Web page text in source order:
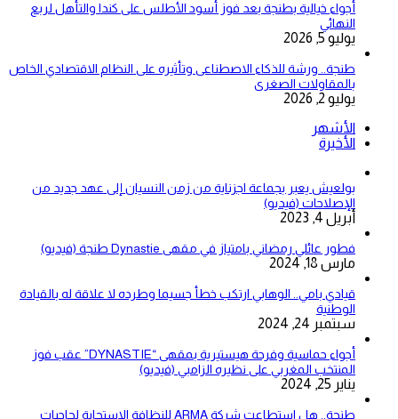
أجواء خيالية بطنجة بعد فوز أسود الأطلس على كندا والتأهل لربع
النهائي
يوليو 5, 2026
طنجة.. ورشة للذكاء الاصطناعى وتأثيره على النظام الاقتصادي الخاص
بالمقاولات الصغرى
يوليو 2, 2026
الأشهر
الأخيرة
بولعيش يعبر بجماعة اجزناية من زمن النسيان إلى عهد جديد من
الإصلاحات (فيديو)
أبريل 4, 2023
فطور عائلي رمضاني بامتياز في مقهى Dynastie طنجة (فيديو)
مارس 18, 2024
قيادي بامي.. الوهابي ارتكب خطأ جسيما وطرده لا علاقة له بالقيادة
الوطنية
سبتمبر 24, 2024
أجواء حماسية وفرحة هيستيرية بمقهى “DYNASTIE” عقب فوز
المنتخب المغربي على نظيره الزامبي (فيديو)
يناير 25, 2024
طنجة.. هل استطاعت شركة ARMA للنظافة الاستجابة لحاجيات